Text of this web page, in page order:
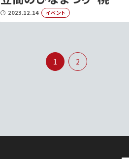
宴〜』が開催｜笠間市
2023.12.14 イベント
1 2